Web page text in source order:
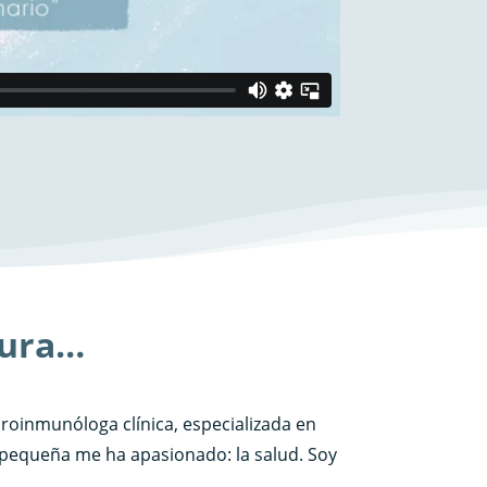
clínica, especializada en
me ha apasionado: la salud. Soy